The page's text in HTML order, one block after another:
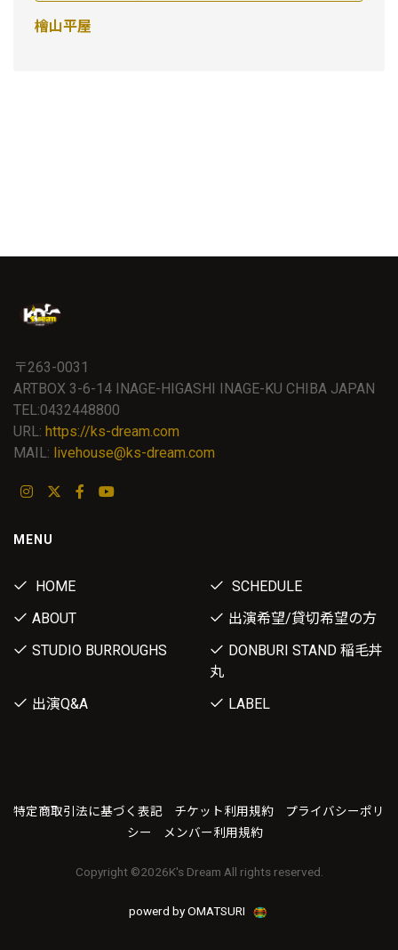
檜山平屋
〒263-0031
ARTBOX 3-6-14 INAGE-HIGASHI INAGE-KU CHIBA JAPAN
TEL:0432448800
URL: https://ks-dream.com
MAIL: livehouse@ks-dream.com
MENU
HOME
SCHEDULE
ABOUT
出演希望/貸切希望の方
STUDIO BURROUGHS
DONBURI STAND 稲毛丼
丸
出演Q&A
LABEL
特定商取引法に基づく表記 チケット利用規約
プライバシーポリ
シー
メンバー利用規約
Copyright ©2026K's Dream All rights reserved.
powerd by OMATSURI